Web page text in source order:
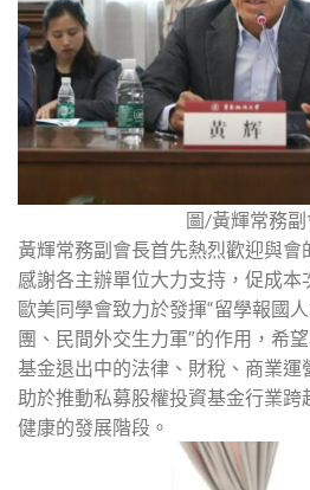
圖/黃輝常務副
黃輝常務副會長首先熱烈歡迎與會
感謝各主辦單位大力支持，促成
歐美同學會致力於發揮“留學報國
團、民間外交生力軍″的作用，希
基金退出中的法律、財稅、商業運
助於推動私募股權投資基金行業跨
健康的發展階段。